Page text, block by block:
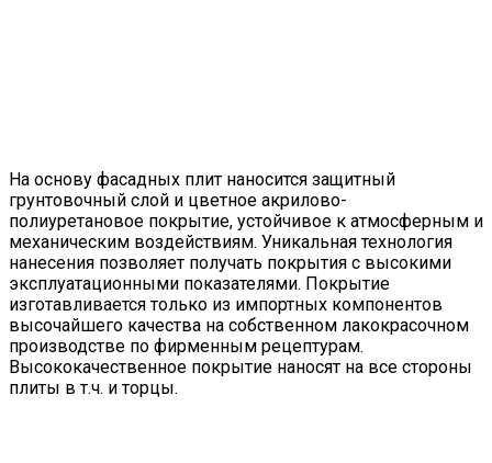
На основу фасадных плит наносится защитный
грунтовочный слой и цветное акрилово-
полиуретановое покрытие, устойчивое к атмосферным и
механическим воздействиям. Уникальная технология
нанесения позволяет получать покрытия с высокими
эксплуатационными показателями. Покрытие
изготавливается только из импортных компонентов
высочайшего качества на собственном лакокрасочном
производстве по фирменным рецептурам.
Высококачественное покрытие наносят на все стороны
плиты в т.ч. и торцы.